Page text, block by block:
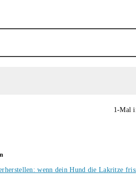
1-Mal
wenn dein Hund die Lakritze